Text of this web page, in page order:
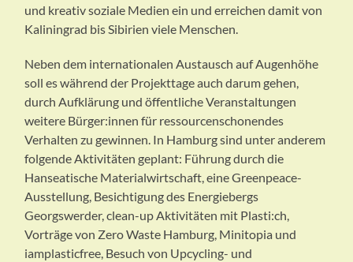
und kreativ soziale Medien ein und erreichen damit von
Kaliningrad bis Sibirien viele Menschen.
Neben dem internationalen Austausch auf Augenhöhe
soll es während der Projekttage auch darum gehen,
durch Aufklärung und öffentliche Veranstaltungen
weitere Bürger:innen für ressourcenschonendes
Verhalten zu gewinnen. In Hamburg sind unter anderem
folgende Aktivitäten geplant: Führung durch die
Hanseatische Materialwirtschaft, eine Greenpeace-
Ausstellung, Besichtigung des Energiebergs
Georgswerder, clean-up Aktivitäten mit Plasti:ch,
Vorträge von Zero Waste Hamburg, Minitopia und
iamplasticfree, Besuch von Upcycling- und